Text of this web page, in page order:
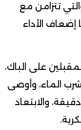
تتزامن مع
الأداء
على الباك،
الماء، وأوصى
بشرب 200 ملل من الماء كل 20 دقيقة، والابتعاد